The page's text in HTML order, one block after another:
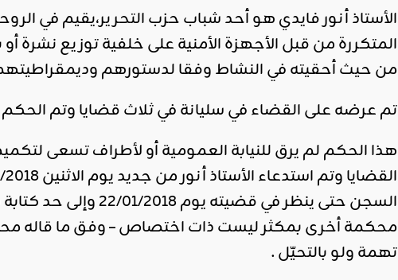
الأستاذ أنور فايدي هو أحد شباب حزب التحرير،يقيم في
المتكررة من قبل الأجهزة الأمنية على خلفية توزيع نشرة
من حيث أحقيته في النشاط وفقا لدستورهم
تم عرضه على القضاء في سليانة في ثلاث قضايا وتم
هذا الحكم لم يرق للنيابة العمومية أو لأطراف تسعى
السجن حتى ينظر في
محكمة أخرى بمكثر ليست ذات اختصاص – وفق ما قاله
تهمة ولو بالتحيّل .